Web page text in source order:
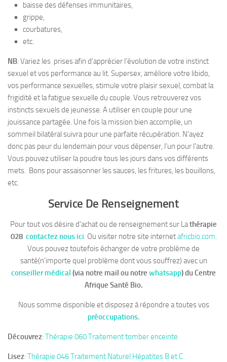
baisse des défenses immunitaires,
grippe,
courbatures,
etc.
NB: Variez les prises afin d’apprécier l’évolution de votre instinct
sexuel et vos performance au lit. Supersex, améliore votre libido,
vos performance sexuelles, stimule votre plaisir sexuel, combat la
frigidité et la fatigue sexuelle du couple. Vous retrouverez vos
instincts sexuels de jeunesse. A utiliser en couple pour une
jouissance partagée. Une fois la mission bien accomplie, un
sommeil bilatéral suivra pour une parfaite récupération. N’ayez
donc pas peur du lendemain pour vous dépenser, l’un pour l’autre.
Vous pouvez utiliser la poudre tous les jours dans vos différents
mets. Bons pour assaisonner les sauces, les fritures, les bouillons,
etc.
Service De Renseignement
Pour tout vos désire d’achat ou de renseignement sur Lathérapie
028 contactez nous ici. Ou visiter notre site internetafricbio.com.
Vous pouvez toutefois échanger de votre problème de
santé(n’importe quel problème dont vous souffrez) avec un
conseiller médical (via notre mail ou notre whatsapp)du Centre
Afrique Santé Bio.
Nous somme disponible et disposez à répondre a toutes vos
préoccupations.
Découvrez: Thérapie 060 Traitement tomber enceinte
Lisez: Thérapie 046 Traitement Naturel Hépatites B et C